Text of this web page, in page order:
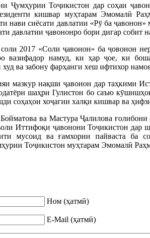
Ҷумҳурии Тоҷикистон дар соҳаи
кишвар муҳтарам Эмомалӣ
нави сиёсати давлатии «Рӯ ба
давлатии ҷавононро бори дигар собит
2017 «Соли ҷавонон» ба ҷовонон
вазифадор намуд, ки ҳар ҷое, ки
худ ва забону фарҳанги хеш ифтихор
мазкур нақши ҷавонон дар таҳкими
шаҳри Гулистон бо саъю
соҳаҳои хоҷагии халқи кишвар ва
ва Мастура Ҷалилова
Иттифоқи ҷавонони Тоҷикистон дар
мусоид ва ғамхории пайваста ба
Тоҷикистон муҳтарам Эмомалӣ
Ном (ҳатмӣ)
E-Mail (ҳатмӣ)